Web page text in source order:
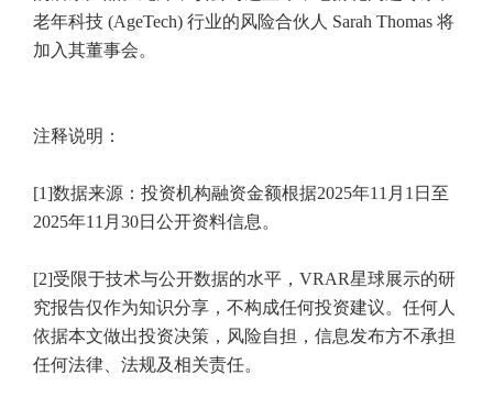
老年科技 (AgeTech) 行业的风险合伙人 Sarah Thomas 将
加入其董事会。
注释说明：
[1]数据来源：投资机构融资金额根据2025年11月1日至
2025年11月30日公开资料信息。
[2]受限于技术与公开数据的水平，VRAR星球展示的研
究报告仅作为知识分享，不构成任何投资建议。任何人
依据本文做出投资决策，风险自担，信息发布方不承担
任何法律、法规及相关责任。